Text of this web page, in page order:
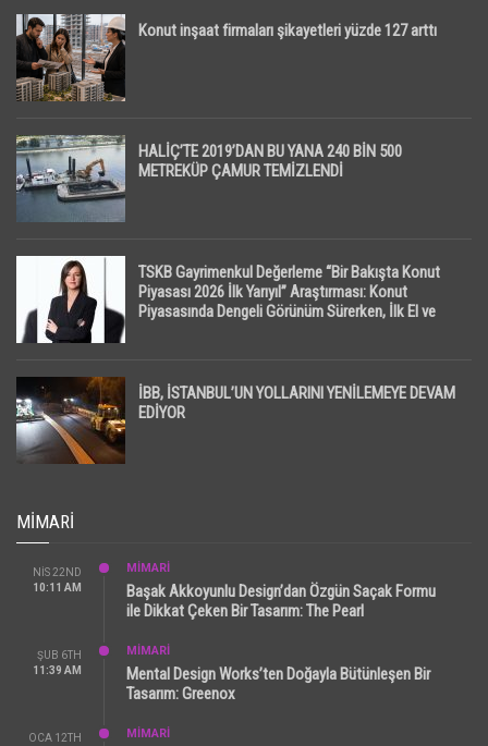
Konut inşaat firmaları şikayetleri yüzde 127 arttı
HALİÇ’TE 2019’DAN BU YANA 240 BİN 500
METREKÜP ÇAMUR TEMİZLENDİ
TSKB Gayrimenkul Değerleme “Bir Bakışta Konut
Piyasası 2026 İlk Yarıyıl” Araştırması: Konut
Piyasasında Dengeli Görünüm Sürerken, İlk El ve
İBB, İSTANBUL’UN YOLLARINI YENİLEMEYE DEVAM
EDİYOR
MIMARI
NIS 22ND
10:11 AM
MİMARİ
Başak Akkoyunlu Design’dan Özgün Saçak Formu
ile Dikkat Çeken Bir Tasarım: The Pearl
ŞUB 6TH
11:39 AM
MİMARİ
Mental Design Works’ten Doğayla Bütünleşen Bir
Tasarım: Greenox
OCA 12TH
MİMARİ